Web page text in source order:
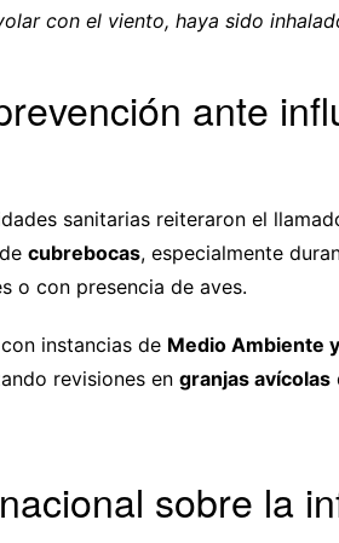
con el viento, haya sido
ante
sanitarias reiteraron el
cubrebocas, especialmente
o con presencia de aves.
instancias de Medio Ambiente
revisiones en granjas avícolas
sobre la